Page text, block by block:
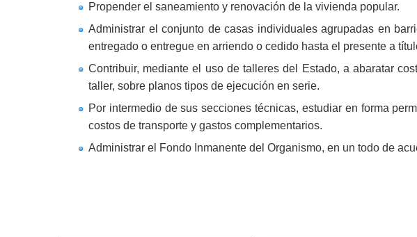
Propender el saneamiento y renovación de la vivienda popular.
Administrar el conjunto de casas individuales agrupadas en
entregado o entregue en arriendo o cedido hasta el presente a
Contribuir, mediante el uso de talleres del Estado, a abaratar
taller, sobre planos tipos de ejecución en serie.
Por intermedio de sus secciones técnicas, estudiar en forma
costos de transporte y gastos complementarios.
Administrar el Fondo Inmanente del Organismo, en un todo de